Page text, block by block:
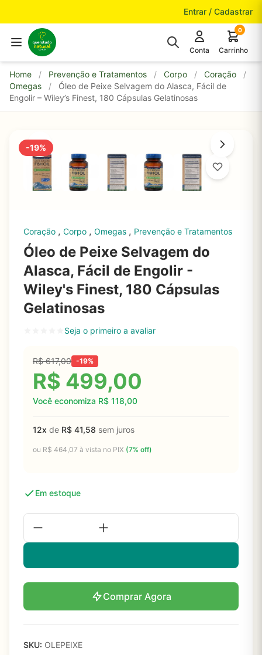
Entrar / Cadastrar
Conta
0
Carrinho
Home / Prevenção e Tratamentos / Corpo / Coração
/
Omegas
/
Óleo de Peixe Selvagem do Alasca, Fácil de
Engolir – Wiley’s Finest, 180 Cápsulas Gelatinosas
-19%
Coração , Corpo , Omegas , Prevenção e Tratamentos
Óleo de Peixe Selvagem do
Alasca, Fácil de Engolir -
Wiley's Finest, 180 Cápsulas
Gelatinosas
Seja o primeiro a avaliar
R$617,00 -19%
R$ 499,00
Você economiza R$ 118,00
12x de R$ 41,58 sem juros
ou R$ 464,07 à vista no PIX (7% off)
Em estoque
Comprar Agora
SKU: OLEPEIXE